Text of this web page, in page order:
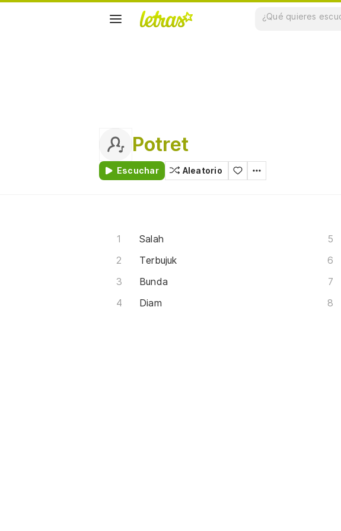
Potret
Escuchar Aleatorio
Salah
Terbujuk
Bunda
Diam